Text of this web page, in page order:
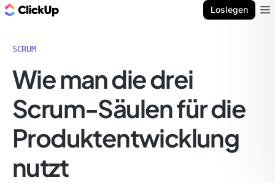
Loslegen
SCRUM
Wie man die drei
Scrum-Säulen für die
Produktentwicklung
nutzt